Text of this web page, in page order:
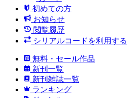
初めての方
お知らせ
閲覧履歴
シリアルコードを利用する
無料・セール作品
新刊一覧
新刊雑誌一覧
ランキング